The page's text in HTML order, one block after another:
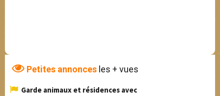
Petites annonces les + vues
Garde animaux et résidences avec